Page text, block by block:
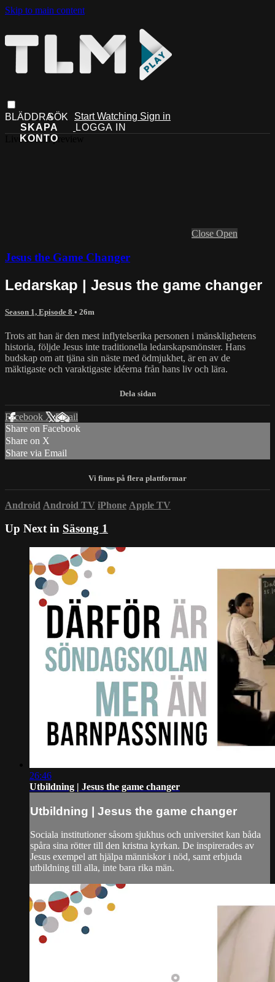
Skip to main content
Start Watching Sign in
Live stream preview
Close Open
Jesus the Game Changer
Ledarskap | Jesus the game changer
Season 1, Episode 8 • 26m
Trots att han är den mest inflytelserika personen i mänsklighetens
historia, följde Jesus inte traditionella ledarskapsmönster. Hans
budskap om att tjäna sin näste med ödmjukhet, är en av de
mäktigaste och varaktigaste idéerna från hans liv och lära.
Facebook XEmail
Share on Facebook
Share on X
Share via Email
Android Android TV iPhone Apple TV
Up Next in Säsong 1
26:46
Utbildning | Jesus the game changer
Utbildning | Jesus the game changer
Sociala institutioner såsom sjukhus och universitet kan båda
spåra sina rötter till den kristna kyrkan. De inspirerades av
Jesus exempel att hjälpa människor i nöd, samt erbjuda
utbildning till alla, inte bara rika män.